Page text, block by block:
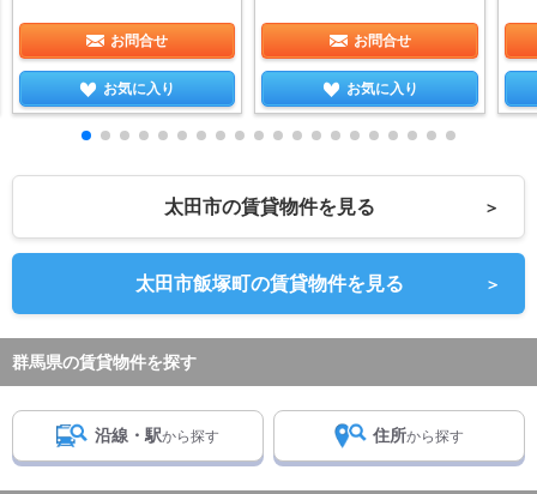
お問合せ
お気に入り
お問合せ
お気に入り
太田市の賃貸物件を見る ＞
太田市飯塚町の賃貸物件を見る ＞
群馬県の賃貸物件を探す
沿線・駅から探す 住所から探す